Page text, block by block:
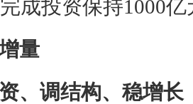
成投资保持1000
量
调结构、稳增长